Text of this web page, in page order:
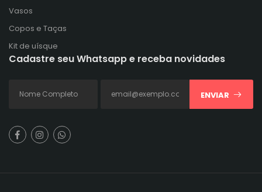
Vasos
Copos e Taças
Kit de uísque
Cadastre seu Whatsapp e receba novidades
ENVIAR